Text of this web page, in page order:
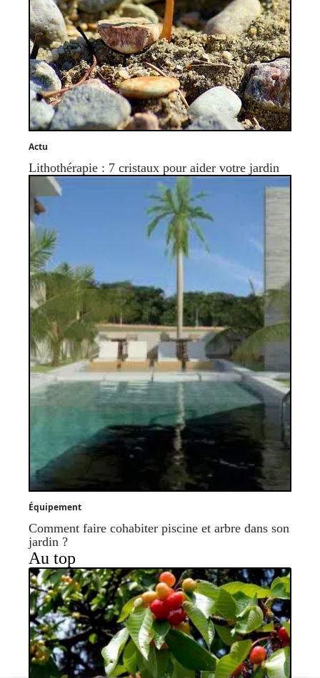
Actu
Lithothérapie : 7 cristaux pour aider votre jardin
Équipement
Comment faire cohabiter piscine et arbre dans son
jardin ?
Au top